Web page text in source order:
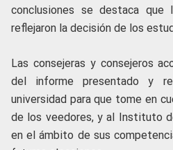
conclusiones se destaca que
reflejaron la decisión de los
Las consejeras y consejeros
del informe presentado y
universidad para que tome en
de los veedores, y al Instituto
en el ámbito de sus